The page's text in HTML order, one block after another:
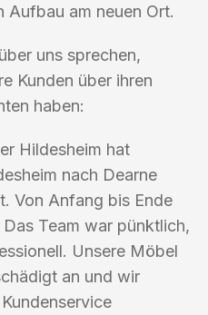
Aufbau am neuen Ort.
uns sprechen,
Kunden über ihren
haben:
Hildesheim hat
nach Dearne
Von Anfang bis Ende
Team war pünktlich,
Unsere Möbel
an und wir